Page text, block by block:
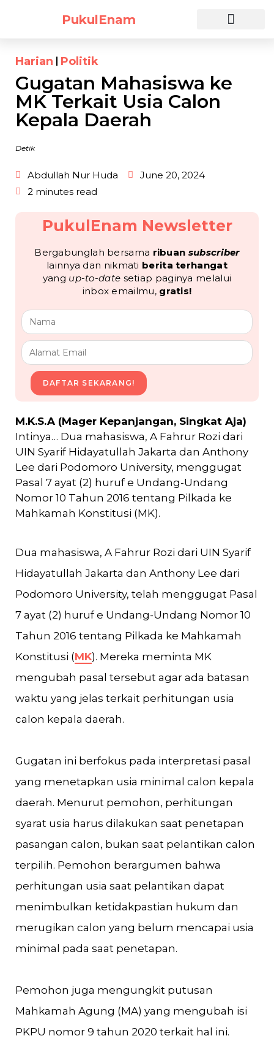
PukulEnam
Harian Politik
Gugatan Mahasiswa ke
MK Terkait Usia Calon
Kepala Daerah
Detik
Abdullah Nur Huda
June 20, 2024
2 minutes read
PukulEnam Newsletter
Bergabunglah bersama ribuan subscriber
lainnya dan nikmati berita terhangat
yang up-to-date setiap paginya melalui
inbox emailmu, gratis!
DAFTAR SEKARANG!
M.K.S.A (Mager Kepanjangan, Singkat Aja)
Intinya… Dua mahasiswa, A Fahrur Rozi dari
UIN Syarif Hidayatullah Jakarta dan Anthony
Lee dari Podomoro University, menggugat
Pasal 7 ayat (2) huruf e Undang-Undang
Nomor 10 Tahun 2016 tentang Pilkada ke
Mahkamah Konstitusi (MK).
Dua mahasiswa, A Fahrur Rozi dari UIN Syarif
Hidayatullah Jakarta dan Anthony Lee dari
Podomoro University, telah menggugat Pasal
7 ayat (2) huruf e Undang-Undang Nomor 10
Tahun 2016 tentang Pilkada ke Mahkamah
Konstitusi (MK). Mereka meminta MK
mengubah pasal tersebut agar ada batasan
waktu yang jelas terkait perhitungan usia
calon kepala daerah.
Gugatan ini berfokus pada interpretasi pasal
yang menetapkan usia minimal calon kepala
daerah. Menurut pemohon, perhitungan
syarat usia harus dilakukan saat penetapan
pasangan calon, bukan saat pelantikan calon
terpilih. Pemohon berargumen bahwa
perhitungan usia saat pelantikan dapat
menimbulkan ketidakpastian hukum dan
merugikan calon yang belum mencapai usia
minimal pada saat penetapan.
Pemohon juga mengungkit putusan
Mahkamah Agung (MA) yang mengubah isi
PKPU nomor 9 tahun 2020 terkait hal ini.